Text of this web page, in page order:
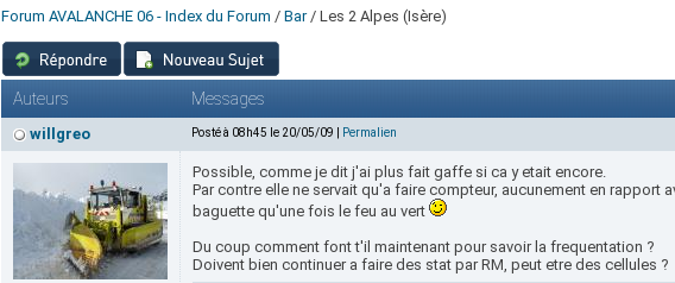
Forum AVALANCHE 06 - Index du Forum / Bar/ Les 2 Alpes (Isère)
Auteurs Messages
willgreo Posté à 08h45 le 20/05/09 | Permalien
Possible, comme je dit j'ai plus fait gaffe si ca y etait encore.
Par contre elle ne servait qu'a faire compteur, aucunement en rapport
baguette qu'une fois le feu au vert
Du coup comment font t'il maintenant pour savoir la frequentation ?
Doivent bien continuer a faire des stat par RM, peut etre des cellules ?